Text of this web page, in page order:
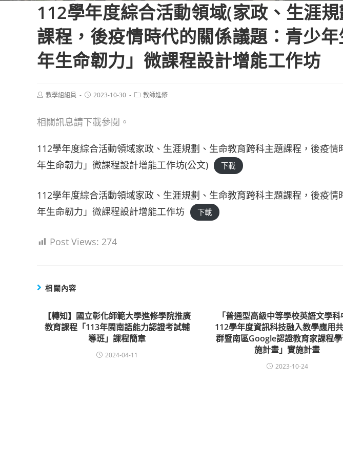
112學年度綜合活動領域(家政、生涯
課程，後疫情時代的關係議題：青少
年生命韌力」微課程設計增能工作坊
Post教學組組員
Post2023-10-30
Post教師進修
相關訊息請下載參閱。
112學年度綜合活動領域家政、生涯規劃、生命教育跨科主題課程，後疫
年生命韌力」微課程設計增能工作坊(公文)
下載
112學年度綜合活動領域家政、生涯規劃、生命教育跨科主題課程，後疫
年生命韌力」微課程設計增能工作坊
下載
Post Views: 274
相關內容
【轉知】國立彰化師範大學進修學院推廣
教育課程「113年閩南語能力認證考試輔
導班」課程簡章
2024-04-11
「普通型高級中等學校英語文學
112學年度資訊科技融入教學應用
群暨南區Google認證教育家課程
施計畫」實施計畫
2023-10-24